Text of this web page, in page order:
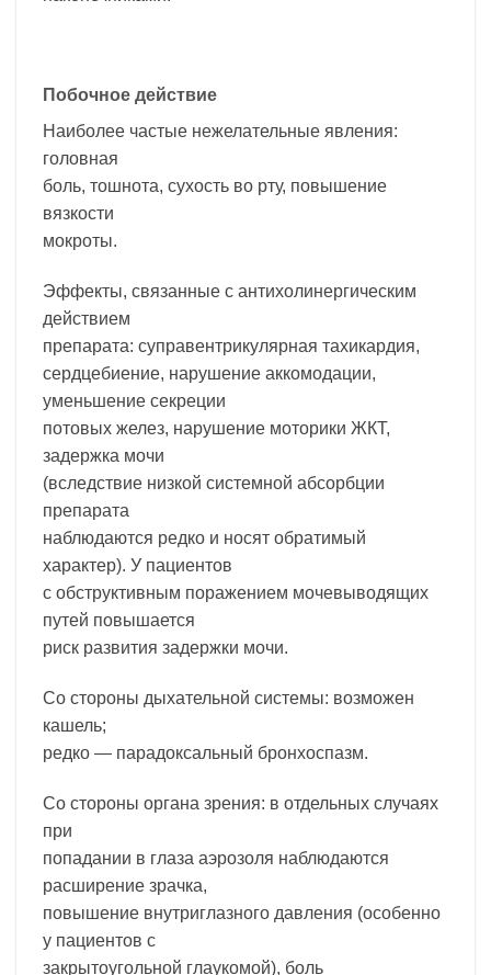
Побочное действие
Наиболее частые нежелательные явления:
головная
боль, тошнота, сухость во рту, повышение
вязкости
мокроты.
Эффекты, связанные с антихолинергическим
действием
препарата: суправентрикулярная тахикардия,
сердцебиение, нарушение аккомодации,
уменьшение секреции
потовых желез, нарушение моторики ЖКТ,
задержка мочи
(вследствие низкой системной абсорбции
препарата
наблюдаются редко и носят обратимый
характер). У пациентов
с обструктивным поражением мочевыводящих
путей повышается
риск развития задержки мочи.
Со стороны дыхательной системы: возможен
кашель;
редко — парадоксальный бронхоспазм.
Со стороны органа зрения: в отдельных случаях
при
попадании в глаза аэрозоля наблюдаются
расширение зрачка,
повышение внутриглазного давления (особенно
у пациентов с
закрытоугольной глаукомой), боль